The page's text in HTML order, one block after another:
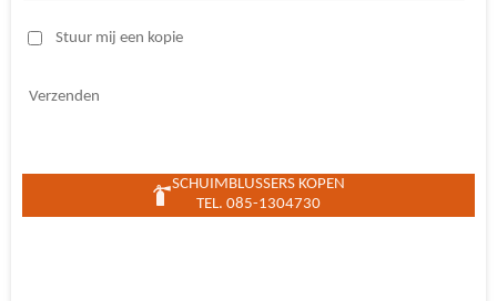
Stuur mij een kopie
Verzenden
SCHUIMBLUSSERS KOPEN
TEL. 085-1304730